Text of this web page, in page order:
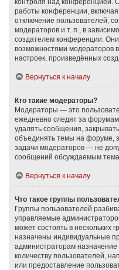
контроля над конференцией.
работы конференции,
отключение пользователей,
модераторов и т. п., в
создателем конференции. Они
возможностями модераторов
настроек, произведённых
Вернуться к началу
Кто такие модераторы?
Модераторы — это
ежедневно следят за
удалять сообщения,
объединять темы на форуме,
задачи модераторов — не
сообщений обсуждаемым
Вернуться к началу
Что такое группы
Группы пользователей
управляемые
может состоять в нескольких
назначены индивидуальные
администраторам
количеству пользователей,
или предоставление